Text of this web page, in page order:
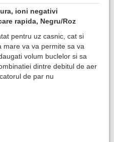
ioni negativi
rapida, Negru/Roz
pentru uz casnic, cat si
mare va va permite sa va
volum buclelor si sa
dintre debitul de aer
de par nu